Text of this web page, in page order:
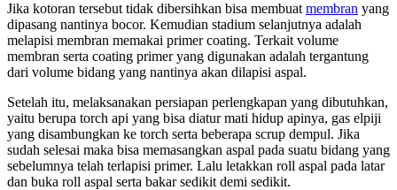
Jika kotoran tersebut tidak dibersihkan bisa membuat membran yang
dipasang nantinya bocor. Kemudian stadium selanjutnya adalah
melapisi membran memakai primer coating. Terkait volume
membran serta coating primer yang digunakan adalah tergantung
dari volume bidang yang nantinya akan dilapisi aspal.
Setelah itu, melaksanakan persiapan perlengkapan yang dibutuhkan,
yaitu berupa torch api yang bisa diatur mati hidup apinya, gas elpiji
yang disambungkan ke torch serta beberapa scrup dempul. Jika
sudah selesai maka bisa memasangkan aspal pada suatu bidang yang
sebelumnya telah terlapisi primer. Lalu letakkan roll aspal pada latar
dan buka roll aspal serta bakar sedikit demi sedikit.